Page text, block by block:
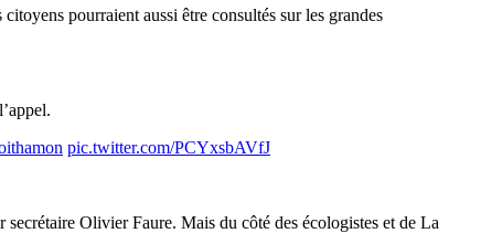
pourraient aussi être consultés sur les grandes
pic.twitter.com/PCYxsbAVfJ
Olivier Faure. Mais du côté des écologistes et de La